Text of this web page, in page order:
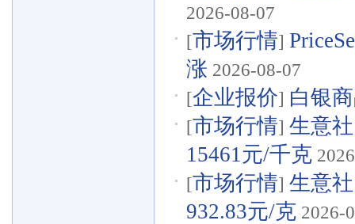
2026-08-07
[市场行情]
涨 2026-08-07
[企业报价] 白银
[市场行情] 生意
15461元/千克
[市场行情] 生意
932.83元/克 2026-